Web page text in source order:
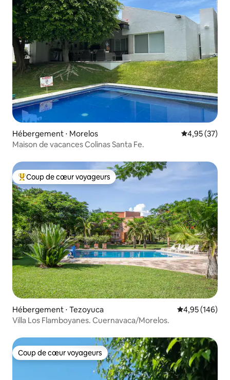
Hébergement ⋅ Morelos Évaluation
4,95 (37)
Maison de vacances Colinas Santa Fe.
Coups de cœur voyageurs les plus appréciés
Coup de cœur voyageurs
Hébergement ⋅ Tezoyuca Évaluation
4,95 (146)
Villa Los Flamboyanes. Cuernavaca/Morelos.
Coup de cœur voyageurs
Coup de cœur voyageurs